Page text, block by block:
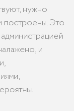
нужно
построены. Это
и